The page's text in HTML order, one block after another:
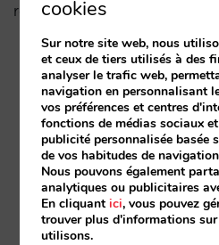
réside dans la phase de
cookies
Sur notre site web, nous
et ceux de tiers utilisés à des
analyser le trafic web,
navigation en personnalisant
vos préférences et centres
fonctions de médias sociaux
publicité personnalisée basée
de vos habitudes de
Nous pouvons également
analytiques ou publicitaires
En cliquantici, vous pouvez
trouver plus d'informations
utilisons.